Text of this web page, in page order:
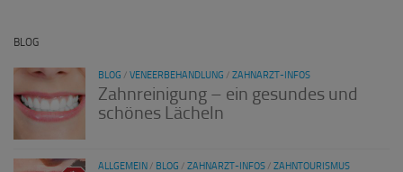
BLOG
BLOG / VENEERBEHANDLUNG / ZAHNARZT-INFOS
Zahnreinigung – ein gesundes und
schönes Lächeln
ALLGEMEIN / BLOG / ZAHNARZT-INFOS / ZAHNTOURISMUS